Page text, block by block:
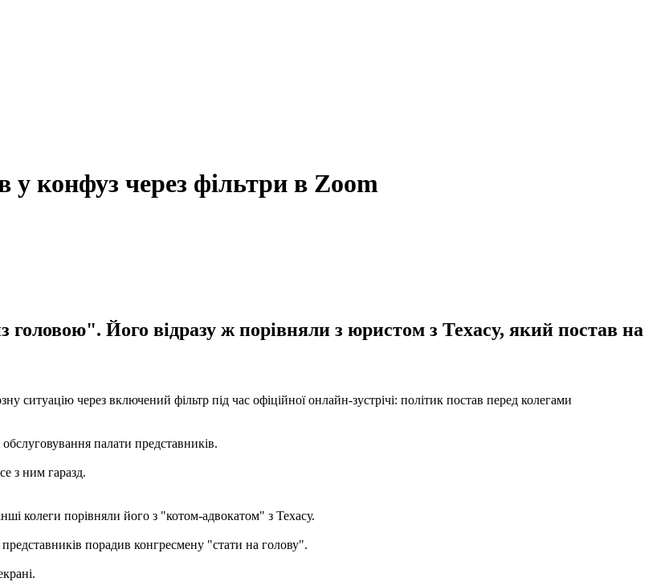
у конфуз через фільтри в Zoom
Його відразу ж порівняли з юристом з Техасу, який постав на
через включений фільтр під час офіційної онлайн-зустрічі: політик постав перед колегами
обслуговування палати представників.
з ним гаразд.
колеги порівняли його з "котом-адвокатом" з Техасу.
порадив конгресмену "стати на голову".